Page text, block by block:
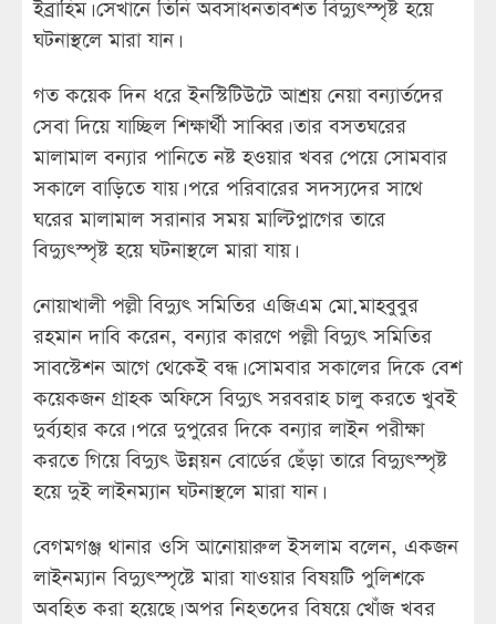
ইব্রাহিম। সেখানে তিনি অবসাধনতাবশত বিদ্যুৎস্পৃষ্ট হয়ে
ঘটনাস্থলে মারা যান।
গত কয়েক দিন ধরে ইনস্টিটিউটে আশ্রয় নেয়া বন্যার্তদের
সেবা দিয়ে যাচ্ছিল শিক্ষার্থী সাব্বির। তার বসতঘরের
মালামাল বন্যার পানিতে নষ্ট হওয়ার খবর পেয়ে সোমবার
সকালে বাড়িতে যায়। পরে পরিবারের সদস্যদের সাথে
ঘরের মালামাল সরানার সময় মাল্টিপ্লাগের তারে
বিদ্যুৎস্পৃষ্ট হয়ে ঘটনাস্থলে মারা যায়।
নোয়াখালী পল্লী বিদ্যুৎ সমিতির এজিএম মো.মাহবুবুর
রহমান দাবি করেন, বন্যার কারণে পল্লী বিদ্যুৎ সমিতির
সাবস্টেশন আগে থেকেই বন্ধ। সোমবার সকালের দিকে বেশ
কয়েকজন গ্রাহক অফিসে বিদ্যুৎ সরবরাহ চালু করতে খুবই
দুর্ব্যহার করে। পরে দুপুরের দিকে বন্যার লাইন পরীক্ষা
করতে গিয়ে বিদ্যুৎ উন্নয়ন বোর্ডের ছেঁড়া তারে বিদ্যুৎস্পৃষ্ট
হয়ে দুই লাইনম্যান ঘটনাস্থলে মারা যান।
বেগমগঞ্জ থানার ওসি আনোয়ারুল ইসলাম বলেন, একজন
লাইনম্যান বিদ্যুৎস্পৃষ্টে মারা যাওয়ার বিষয়টি পুলিশকে
অবহিত করা হয়েছে। অপর নিহতদের বিষয়ে খোঁজ খবর